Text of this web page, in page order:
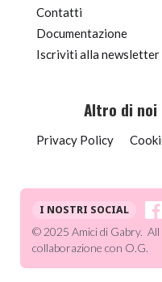
Contatti
Documentazione
Iscriviti alla newsletter
Altro di noi
Privacy Policy
I NOSTRI SOCIAL
© 2025 Amici di Gabry.
collaborazione con O.G.